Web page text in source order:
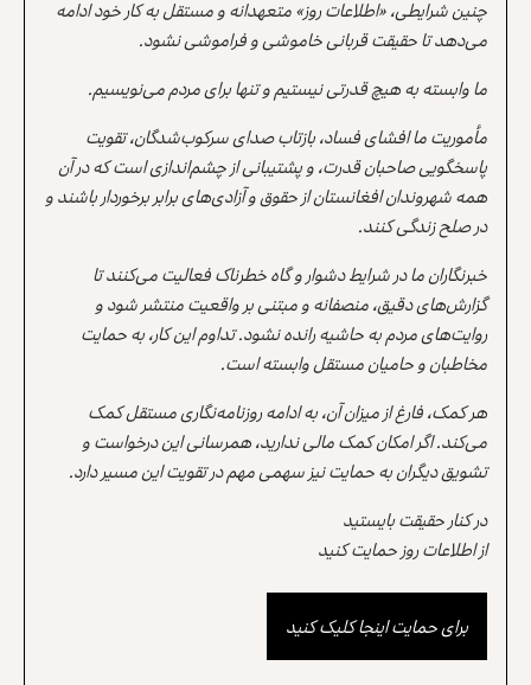
چنین شرایطی، «اطلاعات روز» متعهدانه و مستقل به کار خود ادامه
می‌دهد تا حقیقت قربانی خاموشی و فراموشی نشود.
ما وابسته به هیچ قدرتی نیستیم و تنها برای مردم می‌نویسیم.
مأموریت ما افشای فساد، بازتاب صدای سرکوب‌شدگان، تقویت
پاسخگویی صاحبان قدرت، و پشتیبانی از چشم‌اندازی است که در آن
همه شهروندان افغانستان از حقوق و آزادی‌های برابر برخوردار باشند و
در صلح زندگی کنند.
خبرنگاران ما در شرایط دشوار و گاه خطرناک فعالیت می‌کنند تا
گزارش‌های دقیق، منصفانه و مبتنی بر واقعیت منتشر شود و
روایت‌های مردم به حاشیه رانده نشود. تداوم این کار، به حمایت
مخاطبان و حامیان مستقل وابسته است.
هر کمک، فارغ از میزان آن، به ادامه روزنامه‌نگاری مستقل کمک
می‌کند. اگر امکان کمک مالی ندارید، همرسانی این درخواست و
تشویق دیگران به حمایت نیز سهمی مهم در تقویت این مسیر دارد.
در کنار حقیقت بایستید
از اطلاعات روز حمایت کنید
برای حمایت اینجا کلیک کنید